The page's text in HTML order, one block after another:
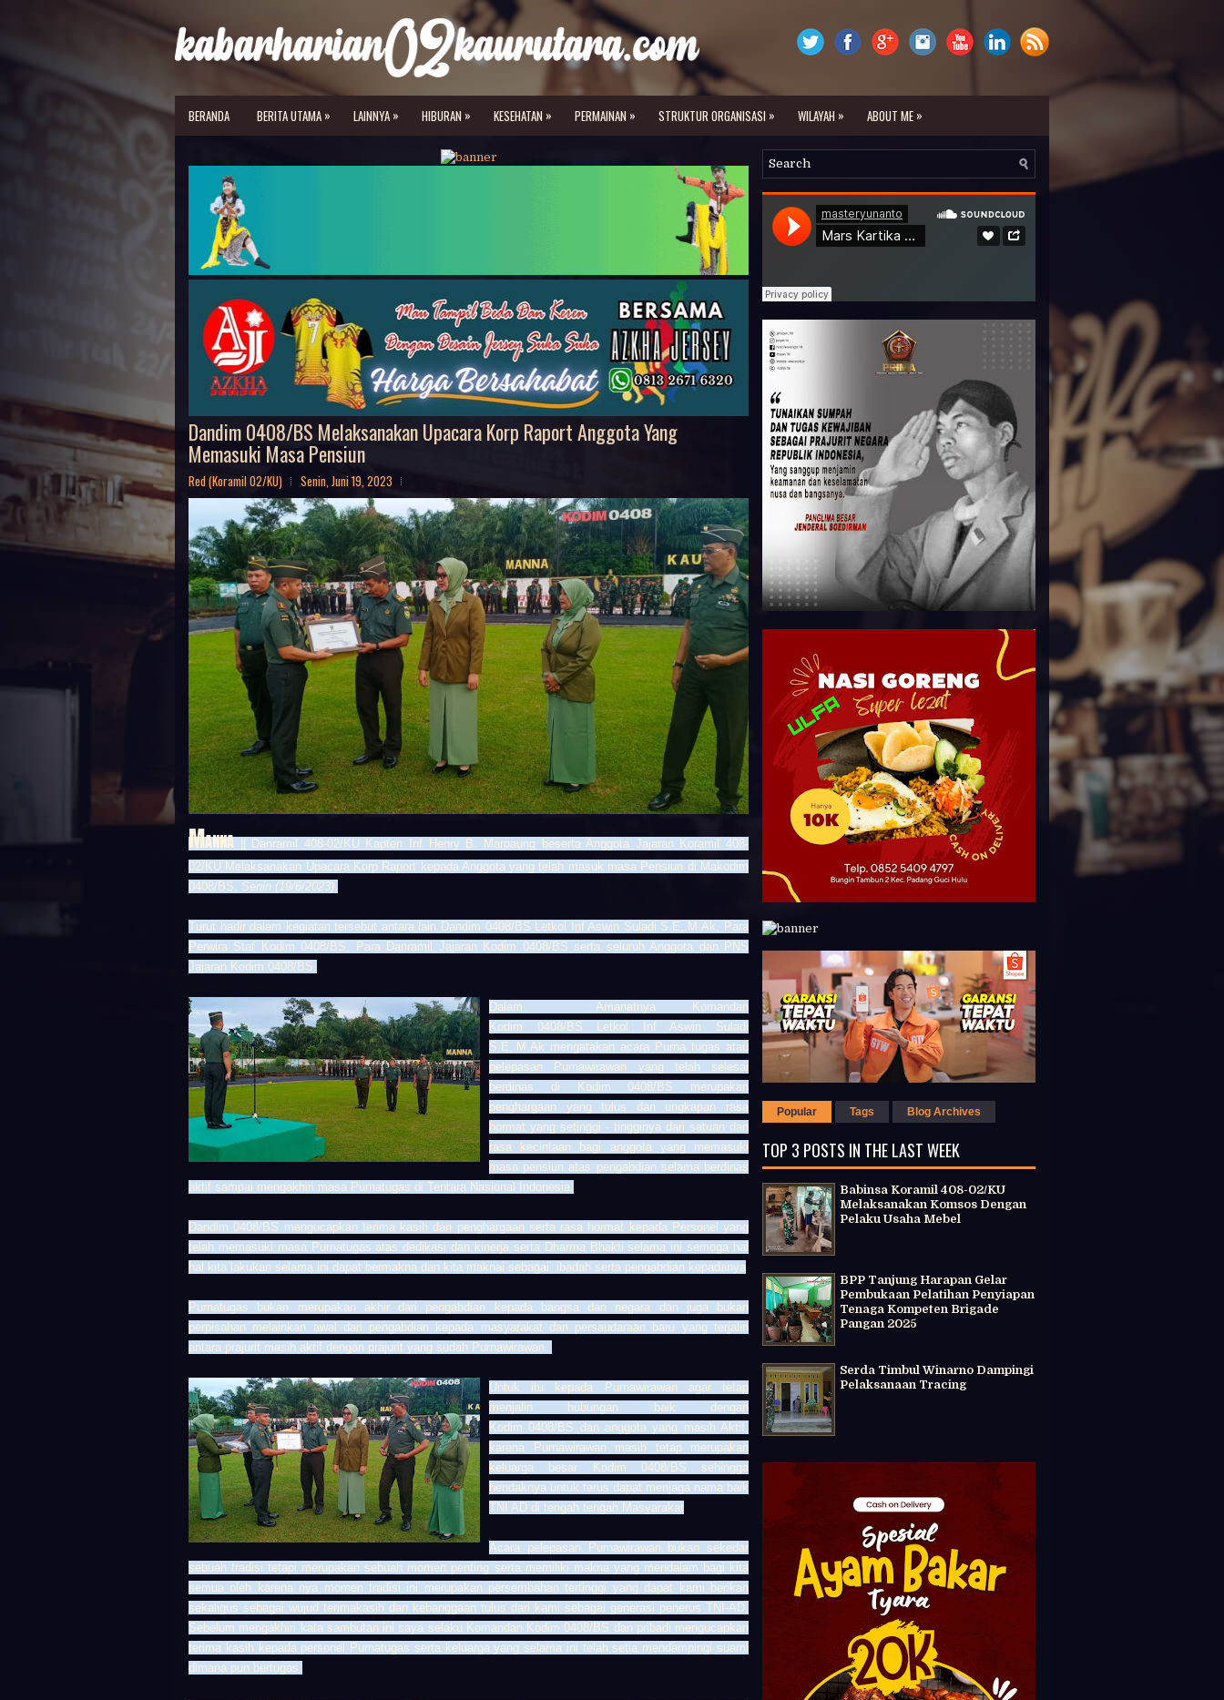
BERANDA BERITA UTAMA » LAINNYA » HIBURAN » KESEHATAN » PERMAINAN » STRUKTUR ORGANISASI » WILAYAH » ABOUT ME »
Dandim 0408/BS Melaksanakan Upacara Korp Raport Anggota Yang
Memasuki Masa Pensiun
Red (Koramil 02/KU) Senin, Juni 19, 2023
MANNA || Danramil 408-02/KU Kapten Inf Henry B. Marpaung beserta Anggota Jajaran Koramil 408-
02/KU Melaksanakan Upacara Korp Raport kepada Anggota yang telah masuk masa Pensiun di Makodim
0408/BS. Senin (19/6/2023).
Turut hadir dalam kegiatan tersebut antara lain Dandim 0408/BS Letkol Inf Aswin Suladi S.E,.M.Ak, Para
Perwira Staf Kodim 0408/BS, Para Danramil Jajaran Kodim 0408/BS serta seluruh Anggota dan PNS
Jajaran Kodim 0408/BS.
Dalam Amanatnya Komandan
Kodim 0408/BS
Letkol Inf Aswin Suladi
S.E,.M.Ak mengatakan acara Purna tugas atau
pelepasan Purnawirawan yang telah selesai
berdinas di Kodim 0408/BS merupakan
penghargaan yang tulus dan ungkapan rasa
hormat yang setinggi - tingginya dari satuan dan
rasa kecintaan bagi anggota yang memasuki
masa pensiun atas pengabdian selama berdinas
aktif sampai mengakhiri masa Purnatugas di Tentara Nasional Indonesia.
Dandim 0408/BS mengucapkan terima kasih dan penghargaan serta rasa hormat kepada Personel yang
telah memasuki masa Purnatugas atas dedikasi dan kinerja serta Dharma Bhakti selama ini semoga hal
hal kita lakukan selama ini dapat bermakna dan kita maknai sebagai ibadah serta pengabdian kepadanya
Purnatugas bukan merupakan akhir dari pengabdian kepada bangsa dan negara dan juga bukan
perpisahan melainkan awal dari pengabdian kepada masyarakat dan persaudaraan baru yang terjalin
antara prajurit masih aktif dengan prajurit yang sudah Purnawirawan.
Untuk itu kepada Purnawirawan agar tetap
menjalin hubungan baik dengan
Kodim 0408/BS dan anggota yang masih Aktif,
karena Purnawirawan masih tetap merupakan
keluarga besar Kodim 0408/BS sehingga
hendaknya untuk terus dapat menjaga nama baik
TNI AD di tengah tengah Masyarakat
Acara pelepasan Purnawirawan bukan sekedar
sebuah tradisi tetapi merupakan sebuah momen penting serta memiliki makna yang mendalam bagi kita
semua oleh karena nya momen tradisi ini merupakan persembahan tertinggi yang dapat kami berikan
sekaligus sebagai wujud terimakasih dan kebanggaan tulus dari kami sebagai generasi penerus TNI-AD,
Sebelum mengakhiri kata sambutan ini saya selaku Komandan Kodim 0408/BS dan pribadi mengucapkan
terima kasih kepada personel Purnatugas serta keluarga yang selama ini telah setia mendampingi suami
dimana pun bertugas.
Popular Tags Blog Archives
TOP 3 POSTS IN THE LAST WEEK
Babinsa Koramil 408-02/KU
Melaksanakan Komsos Dengan
Pelaku Usaha Mebel
BPP Tanjung Harapan Gelar
Pembukaan Pelatihan Penyiapan
Tenaga Kompeten Brigade
Pangan 2025
Serda Timbul Winarno Dampingi
Pelaksanaan Tracing